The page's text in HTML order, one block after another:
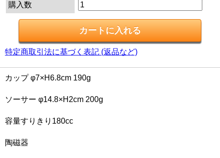
購入数
特定商取引法に基づく表記 (返品など)
カップ φ7×H6.8cm 190g
ソーサー φ14.8×H2cm 200g
容量すりきり180cc
陶磁器